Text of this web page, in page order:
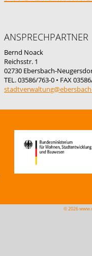
ANSPRECHPARTNER
Bernd Noack
Reichsstr. 1
02730 Ebersbach-
TEL. 03586/763-0 • FAX
© 2026